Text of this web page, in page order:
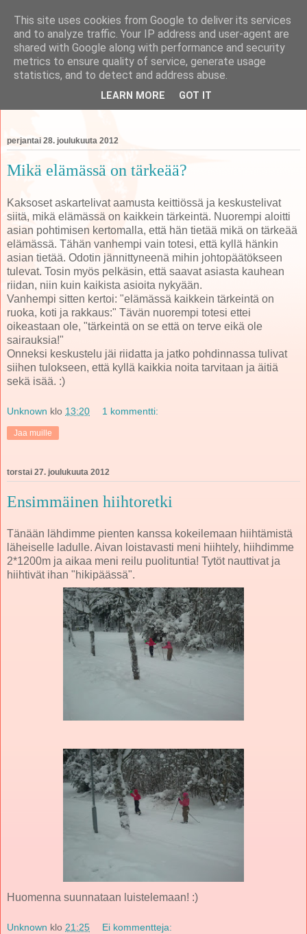
koti
perheen tempauksia äidin näkökulmasta käsittelevä blogi
perjantai 28. joulukuuta 2012
Mikä elämässä on tärkeää?
Kaksoset askartelivat aamusta keittiössä ja keskustelivat
siitä, mikä elämässä on kaikkein tärkeintä. Nuorempi aloitti
asian pohtimisen kertomalla, että hän tietää mikä on tärkeää
elämässä. Tähän vanhempi vain totesi, että kyllä hänkin
asian tietää. Odotin jännittyneenä mihin johtopäätökseen
tulevat. Tosin myös pelkäsin, että saavat asiasta kauhean
riidan, niin kuin kaikista asioita nykyään.
Vanhempi sitten kertoi: "elämässä kaikkein tärkeintä on
ruoka, koti ja rakkaus:" Tävän nuorempi totesi ettei
oikeastaan ole, "tärkeintä on se että on terve eikä ole
sairauksia!"
Onneksi keskustelu jäi riidatta ja jatko pohdinnassa tulivat
siihen tulokseen, että kyllä kaikkia noita tarvitaan ja äitiä
sekä isää. :)
Unknown klo 13:20 1 kommentti:
Jaa muille
torstai 27. joulukuuta 2012
Ensimmäinen hiihtoretki
Tänään lähdimme pienten kanssa kokeilemaan hiihtämistä
läheiselle ladulle. Aivan loistavasti meni hiihtely, hiihdimme
2*1200m ja aikaa meni reilu puolituntia! Tytöt nauttivat ja
hiihtivät ihan "hikipäässä".
Huomenna suunnataan luistelemaan! :)
Unknown klo 21:25 Ei kommentteja:
This site uses cookies from Google to deliver its services
and to analyze traffic. Your IP address and user-agent are
shared with Google along with performance and security
metrics to ensure quality of service, generate usage
statistics, and to detect and address abuse.
LEARN MORE GOT IT